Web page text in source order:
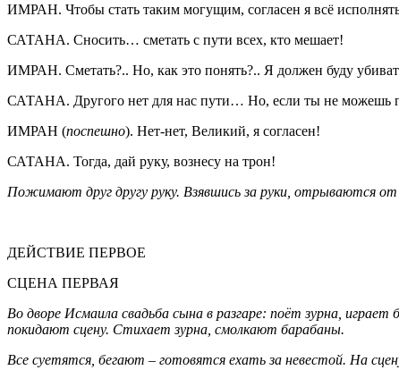
ИМРАН. Чтобы стать таким могущим, согласен я всё
САТАНА. Сносить… сметать с пути всех, кто мешает!
ИМРАН. Сметать?.. Но, как это понять?.. Я должен буду
САТАНА. Другого нет для нас пути… Но, если ты не можешь
ИМРАН (поспешно). Нет-нет, Великий, я согласен!
САТАНА. Тогда, дай руку, вознесу на трон!
Пожимают друг другу руку. Взявшись за руки, отрываются
ДЕЙСТВИЕ ПЕРВОЕ
СЦЕНА ПЕРВАЯ
Во дворе Исмаила свадьба сына в разгаре: поёт зурна,
покидают сцену. Стихает зурна, смолкают барабаны.
Все суетятся, бегают – готовятся ехать за невестой. На